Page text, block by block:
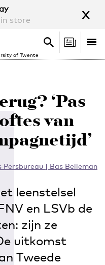
store
x
of Twente
Search
Search
‘Pas
van
Persbureau | Bas Belleman
leenstelsel
en LSVb de
zijn ze
uitkomst
Tweede